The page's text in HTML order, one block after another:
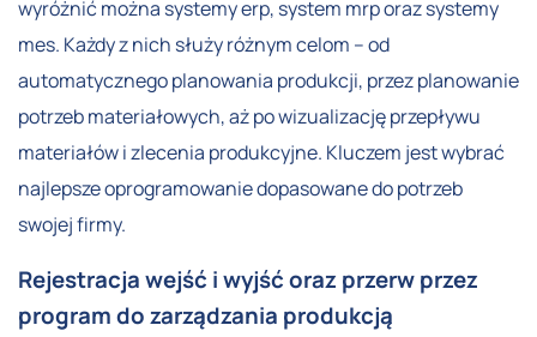
wyróżnić można systemy erp, system mrp oraz systemy
mes. Każdy z nich służy różnym celom – od
automatycznego planowania produkcji, przez planowanie
potrzeb materiałowych, aż po wizualizację przepływu
materiałów i zlecenia produkcyjne. Kluczem jest wybrać
najlepsze oprogramowanie dopasowane do potrzeb
swojej firmy.
Rejestracja wejść i wyjść oraz przerw przez
program do zarządzania produkcją